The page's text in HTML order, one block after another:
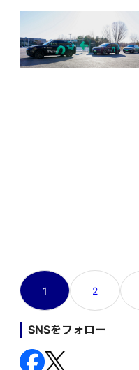
投
稿
の
ペ
1 2
SNSをフォロー